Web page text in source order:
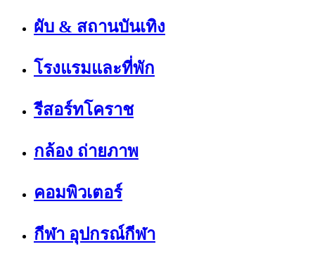
ผับ & สถานบันเทิง
โรงแรมและที่พัก
รีสอร์ทโคราช
กล้อง ถ่ายภาพ
คอมพิวเตอร์
กีฬา อุปกรณ์กีฬา